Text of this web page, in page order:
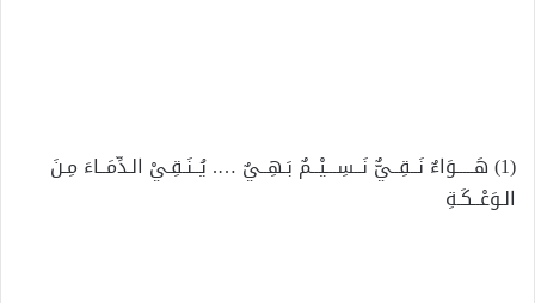
(1) هَـــــوَاءٌ نَــقِــيٌّ نَــسِـــيْــمٌ بَـهِــيٌ …. يُــنَـقِـيْ الـدِّمَــاءَ مِـنَ
الـوَعْــكَـةِ